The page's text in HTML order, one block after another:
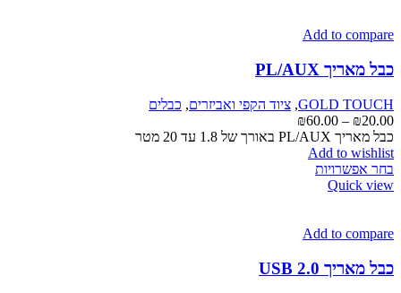
סוגים.
לבחור
את
האפשרויות
בעמוד
המוצר
Add to compare
כבל מאריך PL/AUX
GOLD TOUCH
, ציוד הקפי ואביזרים, כבלים
₪20.00
–
₪60.00
מחירים:
כבל מאריך PL/AUX באורך של 1.8 עד 20 מטר
Add to wishlist
בחר אפשרויות
סוגים.
לבחור
את
Quick view
Add to compare
כבל מאריך USB 2.0